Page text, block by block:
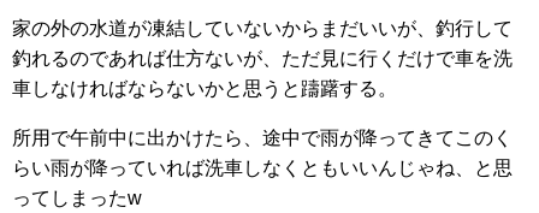
家の外の水道が凍結していないからまだいいが、釣行して
釣れるのであれば仕方ないが、ただ見に行くだけで車を洗
車しなければならないかと思うと躊躇する。
所用で午前中に出かけたら、途中で雨が降ってきてこのく
らい雨が降っていれば洗車しなくともいいんじゃね、と思
ってしまったw